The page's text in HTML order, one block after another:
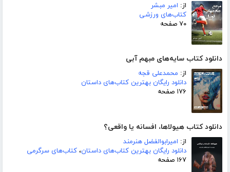
از: امیر مبشر
کتاب‌های ورزشی
۷۰ صفحه
دانلود کتاب سایه‌های مبهم آبی
از: محمدعلی قجه
دانلود رایگان بهترین کتاب‌های داستان
۱۷۶ صفحه
دانلود کتاب هیولاها، افسانه یا واقعی؟
از: امیرابوالفضل هنرمند
دانلود رایگان بهترین کتاب‌های داستان، کتاب‌های سرگرمی
۱۶۷ صفحه